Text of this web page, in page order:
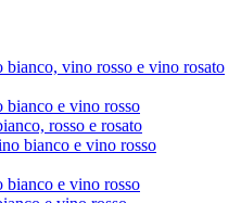
bianco, vino rosso e vino rosato
bianco e vino rosso
rosso e rosato
bianco e vino rosso
bianco e vino rosso